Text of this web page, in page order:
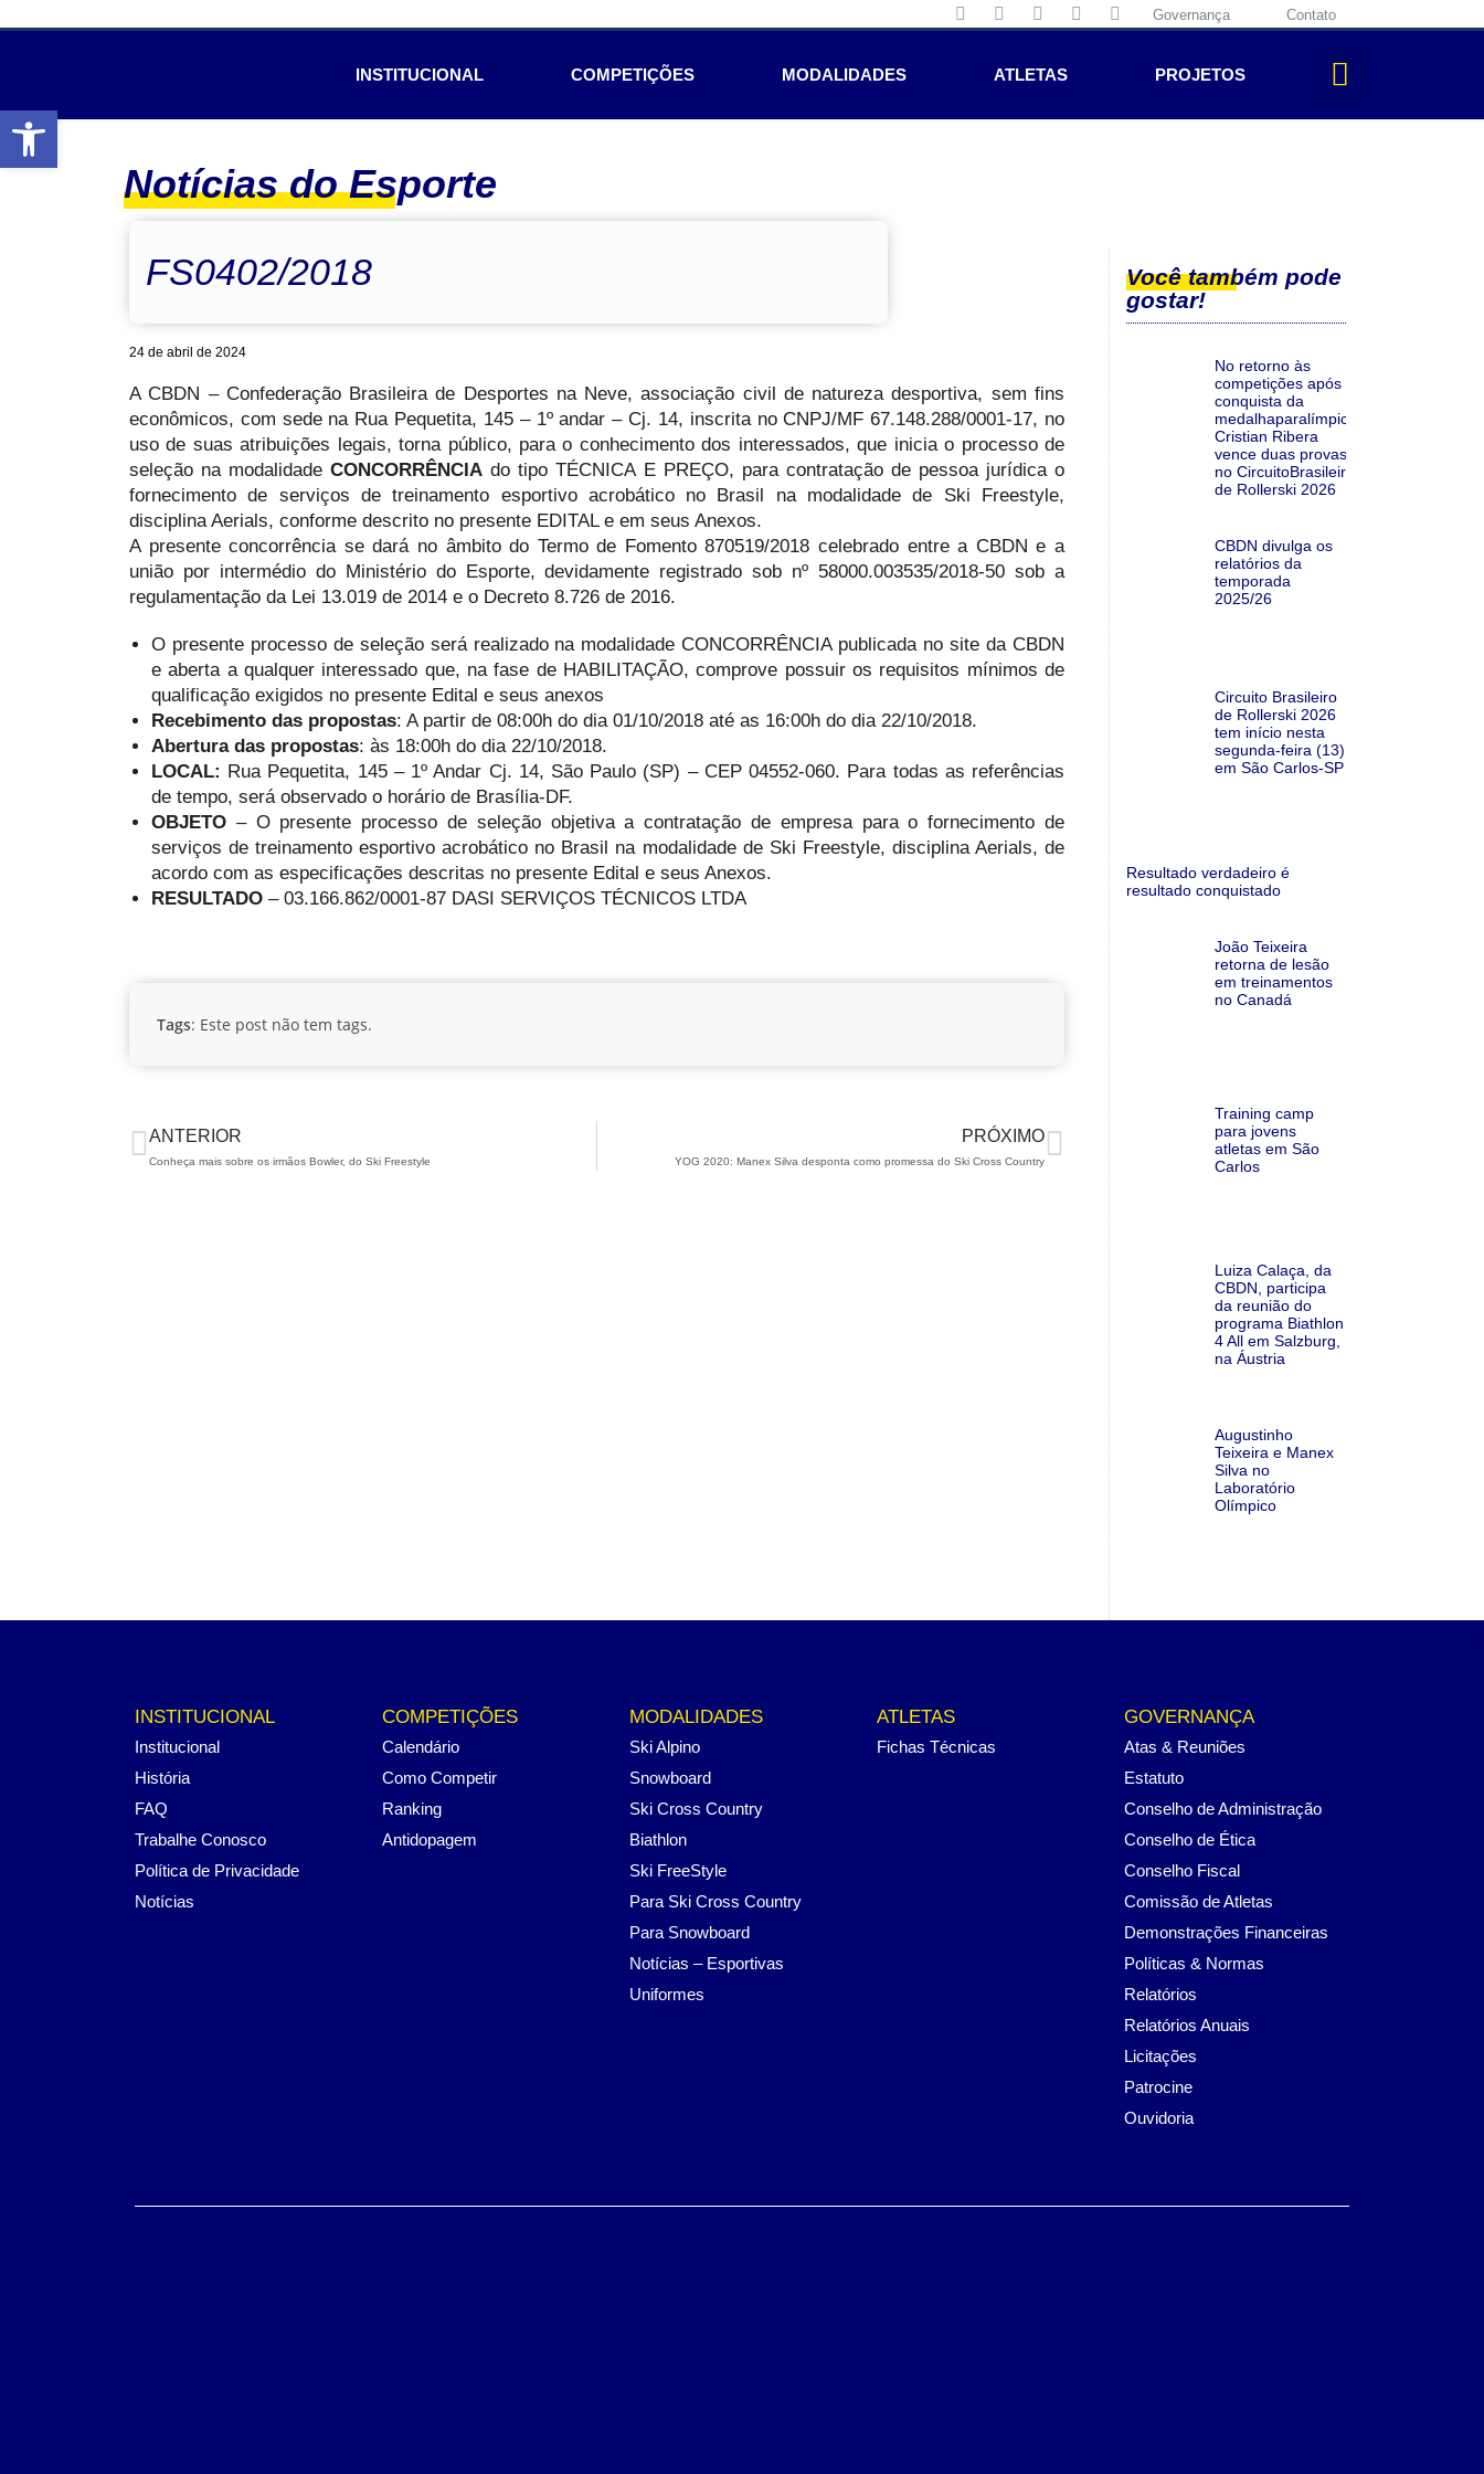
Abrir a barra de ferramentas
Governança Contato
INSTITUCIONAL COMPETIÇÕES MODALIDADES ATLETAS PROJETOS
Notícias do Esporte
FS0402/2018
24 de abril de 2024
A CBDN – Confederação Brasileira de Desportes na Neve, associação civil de natureza desportiva, sem fins
econômicos, com sede na Rua Pequetita, 145 – 1º andar – Cj. 14, inscrita no CNPJ/MF 67.148.288/0001-17, no
uso de suas atribuições legais, torna público, para o conhecimento dos interessados, que inicia o processo de
seleção na modalidadeCONCORRÊNCIA do tipo TÉCNICA E PREÇO, para contratação de pessoa jurídica o
fornecimento de serviços de treinamento esportivo acrobático no Brasil na modalidade de Ski Freestyle,
disciplina Aerials, conforme descrito no presente EDITAL e em seus Anexos.
A presente concorrência se dará no âmbito do Termo de Fomento 870519/2018 celebrado entre a CBDN e a
união por intermédio do Ministério do Esporte, devidamente registrado sob nº 58000.003535/2018-50 sob a
regulamentação da Lei 13.019 de 2014 e o Decreto 8.726 de 2016.
O presente processo de seleção será realizado na modalidade CONCORRÊNCIA publicada no site da CBDN
e aberta a qualquer interessado que, na fase de HABILITAÇÃO, comprove possuir os requisitos mínimos de
qualificação exigidos no presente Edital e seus anexos
Recebimento das propostas: A partir de 08:00h do dia 01/10/2018 até as 16:00h do dia 22/10/2018.
Abertura das propostas: às 18:00h do dia 22/10/2018.
LOCAL: Rua Pequetita, 145 – 1º Andar Cj. 14, São Paulo (SP) – CEP 04552-060. Para todas as referências
de tempo, será observado o horário de Brasília-DF.
OBJETO – O presente processo de seleção objetiva a contratação de empresa para o fornecimento de
serviços de treinamento esportivo acrobático no Brasil na modalidade de Ski Freestyle, disciplina Aerials, de
acordo com as especificações descritas no presente Edital e seus Anexos.
RESULTADO – 03.166.862/0001-87 DASI SERVIÇOS TÉCNICOS LTDA
Tags: Este post não tem tags.
ANTERIOR
Conheça mais sobre os irmãos Bowler, do Ski Freestyle
PRÓXIMO
YOG 2020: Manex Silva desponta como promessa do Ski Cross Country
Você também pode
gostar!
No retorno às
competições após a
conquista da
medalhaparalímpica,
Cristian Ribera
vence duas provas
no CircuitoBrasileiro
de Rollerski 2026
CBDN divulga os
relatórios da
temporada
2025/26
Circuito Brasileiro
de Rollerski 2026
tem início nesta
segunda-feira (13)
em São Carlos-SP
Resultado verdadeiro é
resultado conquistado
João Teixeira
retorna de lesão
em treinamentos
no Canadá
Training camp
para jovens
atletas em São
Carlos
Luiza Calaça, da
CBDN, participa
da reunião do
programa Biathlon
4 All em Salzburg,
na Áustria
Augustinho
Teixeira e Manex
Silva no
Laboratório
Olímpico
INSTITUCIONAL
Institucional
História
FAQ
Trabalhe Conosco
Política de Privacidade
Notícias
COMPETIÇÕES
Calendário
Como Competir
Ranking
Antidopagem
MODALIDADES
Ski Alpino
Snowboard
Ski Cross Country
Biathlon
Ski FreeStyle
Para Ski Cross Country
Para Snowboard
Notícias – Esportivas
Uniformes
ATLETAS
Fichas Técnicas
GOVERNANÇA
Atas & Reuniões
Estatuto
Conselho de Administração
Conselho de Ética
Conselho Fiscal
Comissão de Atletas
Demonstrações Financeiras
Políticas & Normas
Relatórios
Relatórios Anuais
Licitações
Patrocine
Ouvidoria